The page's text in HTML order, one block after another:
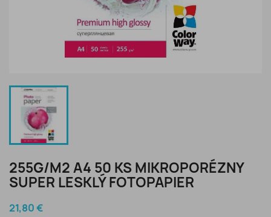
255G/M2 A4 50 KS MIKROPORÉZNY
SUPER LESKLÝ FOTOPAPIER
21,80 €